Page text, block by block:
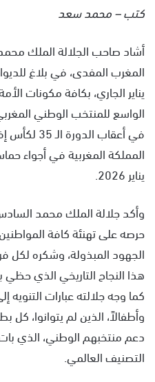
ن
ا
كتب – محمد سعد
أشاد صاحب الجلالة الملك
يناير الجاري، بكافة مكونات
الواسع للمنتخب الوطني
في أعقاب
يناير 2026.
وأكد جلالة الملك محمد
حرصه على تهنئة كافة
الجهود المبذولة، وشكره
هذا النجاح التاريخي الذي حظي
كما وجه جلالته عبارات التنويه
وأطفالاً، الذين لم يتوانوا،
دعم منتخبهم الوطني، الذي
التصنيف العالمي.